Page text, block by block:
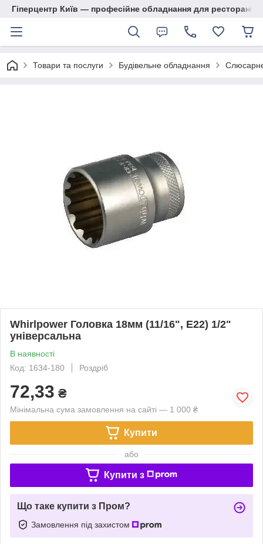
Гіперцентр Київ — професійне обладнання для ресторанів,
Товари та послуги Будівельне обладнання
Whirlpower Головка 18мм (11/16", Е22) 1/2"
універсальна
В наявності
Код: 1634-180
Роздріб
72,33 ₴
Мінімальна сума замовлення на сайті — 1 000 ₴
Купити
або
Купити з
Що таке купити з Пром?
Замовлення під захистом